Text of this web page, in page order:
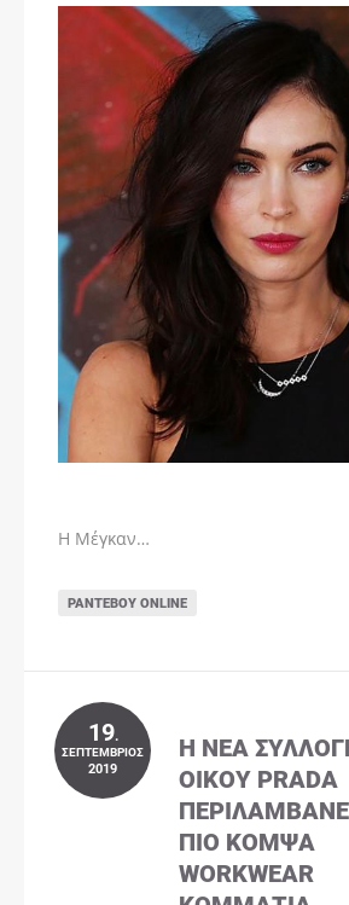
Η Μέγκαν…
ΡΑΝΤΕΒΟΎ ONLINE
19.
ΣΕΠΤΈΜΒΡΙΟΣ
2019
Η ΝΈΑ
ΟΊΚΟΥ PRADA
ΠΙΟ ΚΟΜΨΆ
WORKWEAR